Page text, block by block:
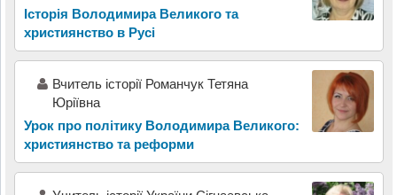
Історія Володимира Великого та
християнство в Русі
Вчитель історії Романчук Тетяна
Юріївна
Урок про політику Володимира Великого:
християнство та реформи